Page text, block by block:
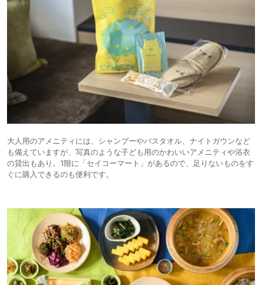
大人用のアメニティには、シャンプーやバスタオル、ナイトガウンなど
も備えていますが、写真のような子ども用のかわいいアメニティや浴衣
の貸出もあり。1階に「セイコーマート」があるので、足りないものをす
ぐに購入できるのも便利です。